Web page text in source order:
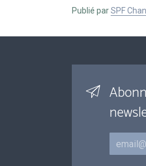
Publié parSPF
Courriel